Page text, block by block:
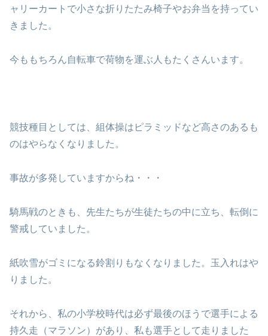
ャリーカートで小さな折りたたみ椅子やお弁当を持ってい
きました。
今ももちろん自転車で荷物を運ぶ人もたくさんいます。
競技種目としては、組体操はピラミッドなど高さのあるも
のはやらなくなりました。
事故が多発していますからね・・・
騎馬戦のときも、先生たちが生徒たちの中に立ち、転倒に
警戒していました。
紙吹雪がゴミになる鈴割りもなくなりました。玉入れはや
りました。
それから、私の小学校時代は必ず最後のほうで選手による
持久走（マラソン）があり、私も選手として走りました